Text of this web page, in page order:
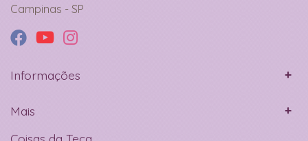
Campinas - SP
Informações
Mais